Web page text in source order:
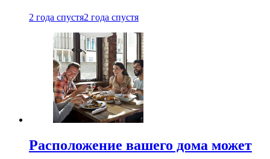
2 года спустя2 года спустя
Расположение вашего дома может